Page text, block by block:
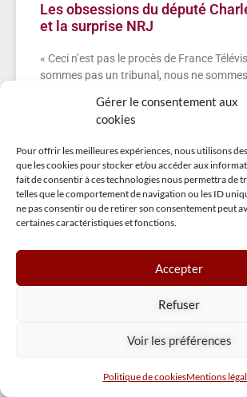
Gérer le consentement aux
cookies
Pour offrir les meilleures expériences, nous utilisons
que les cookies pour stocker et/ou accéder aux
fait de consentir à ces technologies nous permettra de
telles que le comportement de navigation ou les ID
ne pas consentir ou de retirer son consentement peut
certaines caractéristiques et fonctions.
Accepter
Refuser
Voir les préférences
Politique de cookiesMentions
Les obsessions du député
et la surprise NRJ
« Ceci n’est pas le procès de France
sommes pas un tribunal, nous ne
LIRE LA SUITE »
11 décembre 2025